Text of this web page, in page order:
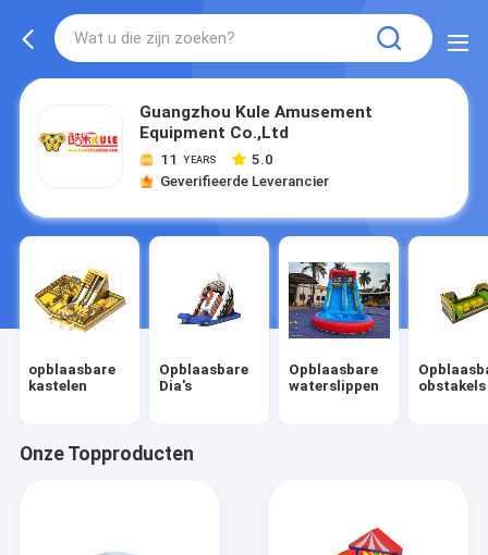
Guangzhou Kule Amusement
Equipment Co.,Ltd
11 YEARS
5.0
Geverifieerde Leverancier
opblaasbare
kastelen
Opblaasbare
Dia's
Opblaasbare
waterslippen
obstakels
Onze Topproducten